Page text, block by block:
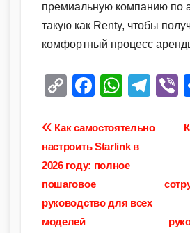
премиальную компанию по
такую как Renty, чтобы
комфортный процесс
C
p
y
Li
n
k
F
c
e
b
o
W
at
s
A
p
T
e
m
Навигация
по
записям
Как самостоятельно
настроить Starlink в
2026 году: полное
пошаговое
руководство для всех
моделей